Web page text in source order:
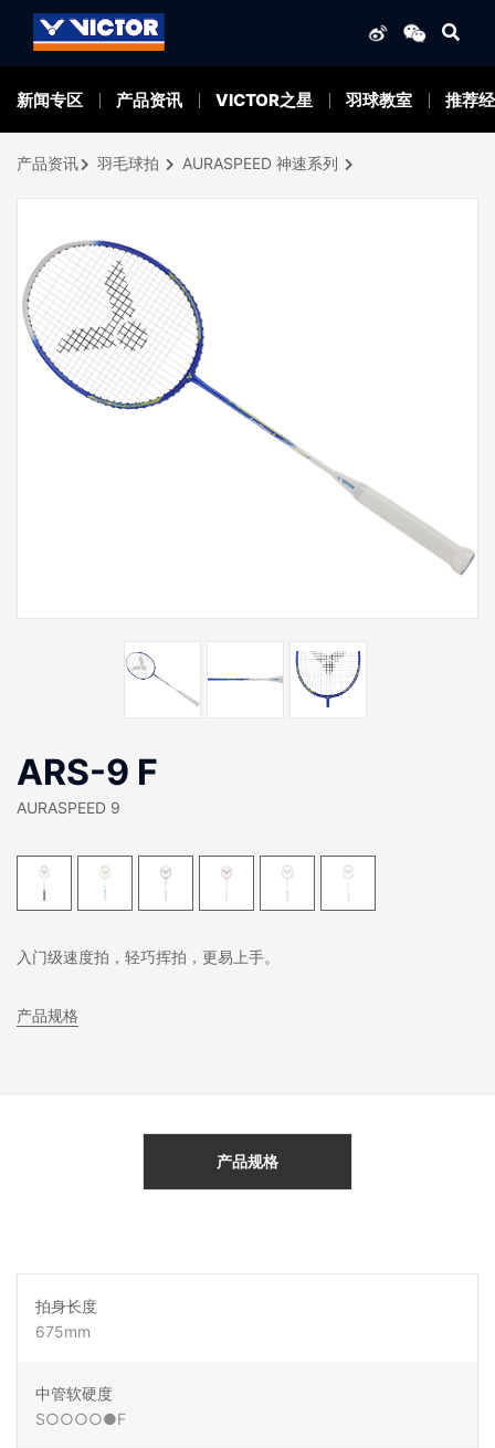
新闻专区 产品资讯 VICTOR之星 羽球教室 推荐
产品资讯 羽毛球拍 AURASPEED 神速系列
ARS-9 F
AURASPEED 9
入门级速度拍，轻巧挥拍，更易上手。
产品规格
产品规格
拍身长度
675mm
中管软硬度
S○○○○●F